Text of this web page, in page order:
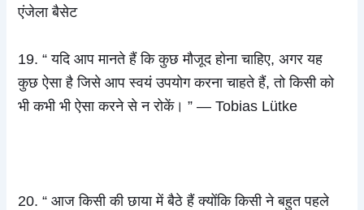
एंजेला बैसेट
19. “ यदि आप मानते हैं कि कुछ मौजूद होना चाहिए, अगर यह
कुछ ऐसा है जिसे आप स्वयं उपयोग करना चाहते हैं, तो किसी को
भी कभी भी ऐसा करने से न रोकें। ” — Tobias Lütke
20. “ आज किसी की छाया में बैठे हैं क्योंकि किसी ने बहुत पहले